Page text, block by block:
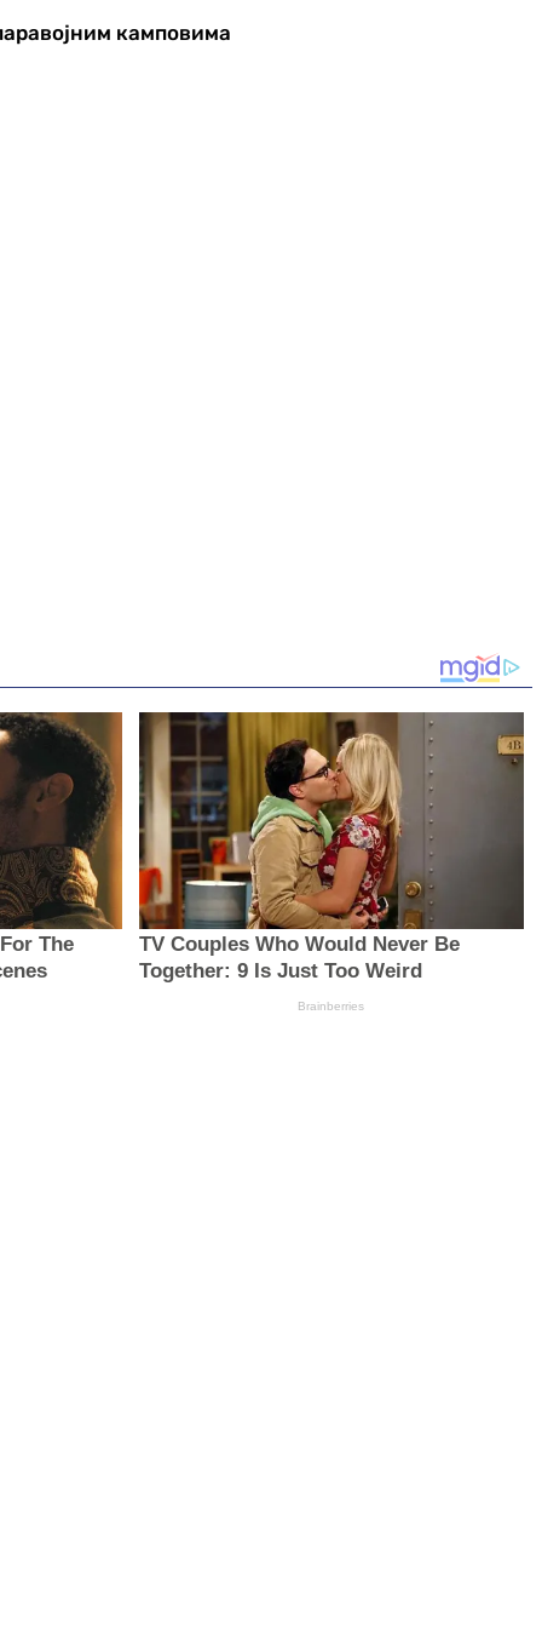
камповима